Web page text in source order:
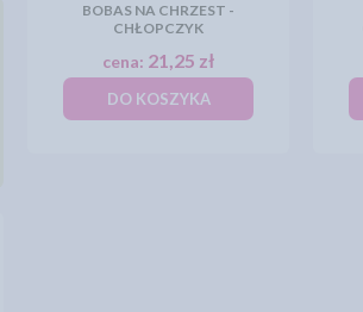
BOBAS NA CHRZEST -
CHŁOPCZYK
cena: 21,25 zł
DO KOSZYKA